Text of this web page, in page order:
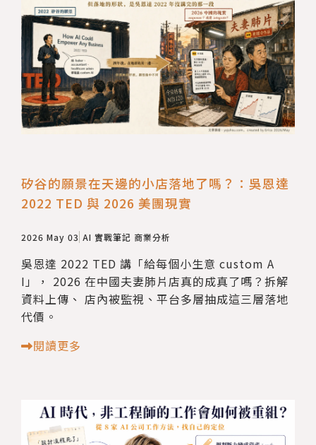
矽谷的願景在天邊的小店落地了嗎？：吳恩達
2022 TED 與 2026 美團現實
2026 May 03 AI 實戰筆記 商業分析
吳恩達 2022 TED 講「給每個小生意 custom A
I」， 2026 在中國夫妻肺片店真的成真了嗎？拆解
資料上傳、 店內被監視、平台多層抽成這三層落地
代價。
閱讀更多